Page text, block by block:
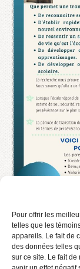
Pour offrir les
telles que les
appareils. Le fait de
des données telles
sur ce site. Le fait